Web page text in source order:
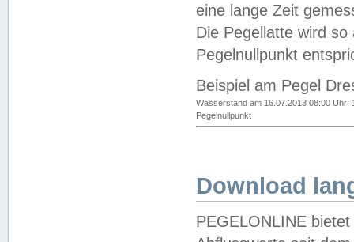
eine lange Zeit
Die Pegellatte wird
Pegelnullpunkt
Beispiel am Pegel
Wasserstand am 16.07.2013 08:00 Uhr:
Pegelnullpunkt
Download
PEGELONLINE